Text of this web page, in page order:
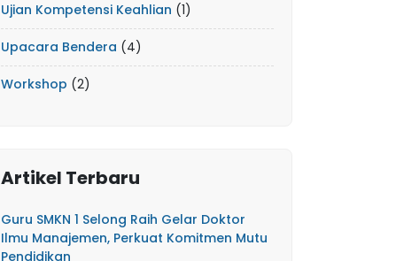
Ujian Kompetensi Keahlian (1)
Upacara Bendera (4)
Workshop (2)
Artikel Terbaru
Guru SMKN 1 Selong Raih Gelar Doktor
Ilmu Manajemen, Perkuat Komitmen Mutu
Pendidikan